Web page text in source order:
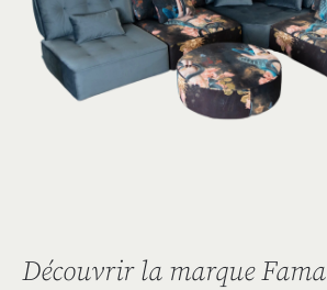
Découvrir la marque Fama